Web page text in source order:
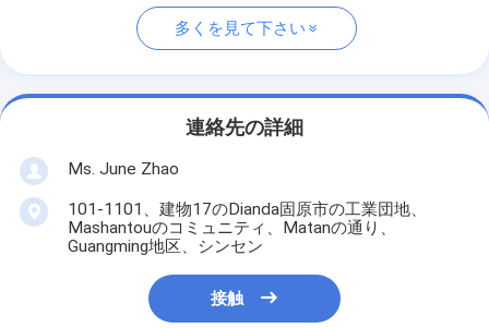
多くを見て下さい
連絡先の詳細
Ms. June Zhao
101-1101、建物17のDianda固原市の工業団地、
Mashantouのコミュニティ、Matanの通り、
Guangming地区、シンセン
接触